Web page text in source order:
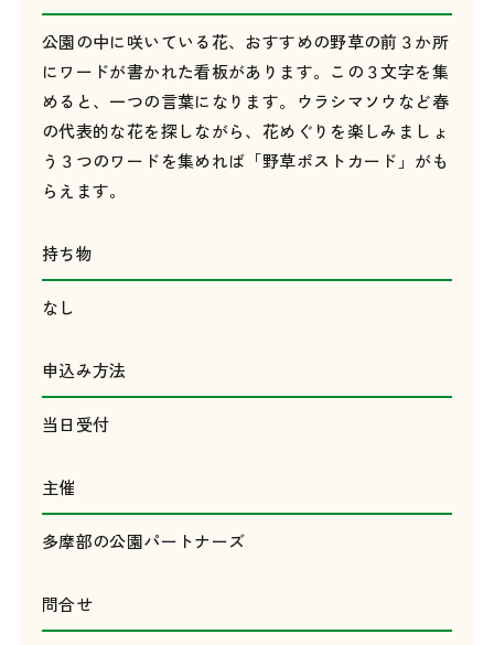
公園の中に咲いている花、おすすめの野草の前３か所
にワードが書かれた看板があります。この３文字を集
めると、一つの言葉になります。ウラシマソウなど春
の代表的な花を探しながら、花めぐりを楽しみましょ
う３つのワードを集めれば「野草ポストカード」がも
らえます。
持ち物
なし
申込み方法
当日受付
主催
多摩部の公園パートナーズ
問合せ